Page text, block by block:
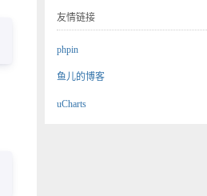
友情链接
phpin
鱼儿的博客
uCharts